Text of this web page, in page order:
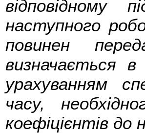
відповідному
наступного
повинен
визначається
урахуванням
часу,
коефіцієнтів до